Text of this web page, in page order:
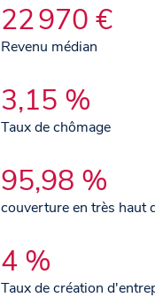
22 970 €
Revenu médian
3,15 %
Taux de chômage
95,98 %
couverture en très haut
4 %
Taux de création